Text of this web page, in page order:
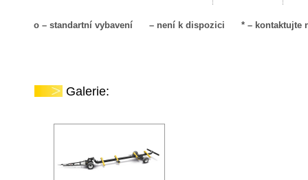
o – standartní vybavení – není k dispozici * – kontaktujte
Galerie: